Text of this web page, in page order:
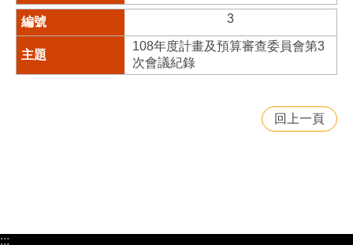
3
108年度計畫及預算審查委員會第3
次會議紀錄
回上一頁
:::